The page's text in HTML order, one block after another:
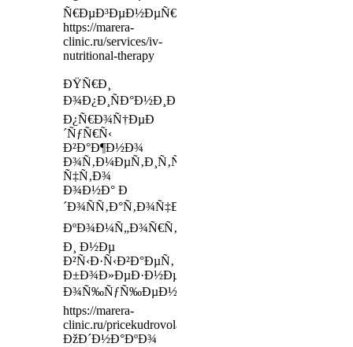
Ñ€ÐµÐ³ÐµÐ½ÐµÑ€Ð°Ñ†Ð¸Ð¸
https://marera-
clinic.ru/services/iv-
nutritional-therapy
ÐŸÑ€Ð¸
Ð¾Ð¿Ð¸ÑÐ°Ð½Ð¸Ð¸
Ð¿Ñ€Ð¾Ñ†ÐµÐ
´ÑƒÑ€Ñ‹
Ð²Ð°Ð¶Ð½Ð¾
Ð¾Ñ‚Ð¼ÐµÑ‚Ð¸Ñ‚ÑŒ,
Ñ‡Ñ‚Ð¾
Ð¾Ð½Ð° Ð
´Ð¾ÑÑ‚Ð°Ñ‚Ð¾Ñ‡Ð½Ð¾
ÐºÐ¾Ð¼Ñ„Ð¾Ñ€Ñ‚Ð½Ð°Ñ
Ð¸ Ð½Ðµ
Ð²Ñ‹Ð·Ñ‹Ð²Ð°ÐµÑ‚
Ð±Ð¾Ð»ÐµÐ·Ð½ÐµÐ½Ð½Ñ‹Ðµ
Ð¾Ñ‰ÑƒÑ‰ÐµÐ½Ð¸Ñ
https://marera-
clinic.ru/pricekudrovolaserep
ÐžÐ´Ð½Ð°ÐºÐ¾